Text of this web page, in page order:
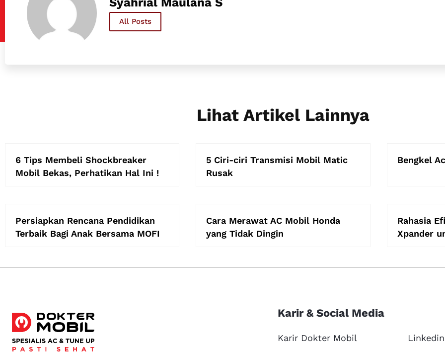
All Posts
Lihat Artikel Lainnya
6 Tips Membeli Shockbreaker
Mobil Bekas, Perhatikan Hal Ini !
5 Ciri-ciri Transmisi Mobil Matic
Rusak
Bengkel
Persiapkan Rencana Pendidikan
Terbaik Bagi Anak Bersama MOFI
Cara Merawat AC Mobil Honda
yang Tidak Dingin
Rahasia
Xpander
Karir & Social Media
Karir Dokter Mobil Linkedin